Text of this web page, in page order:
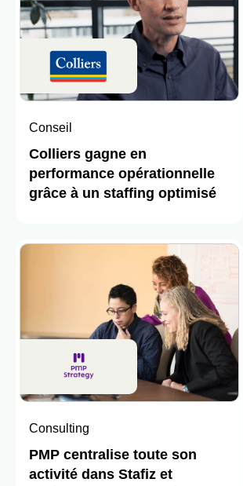
Conseil
Colliers gagne en
performance opérationnelle
grâce à un staffing optimisé
Consulting
PMP centralise toute son
activité dans Stafiz et